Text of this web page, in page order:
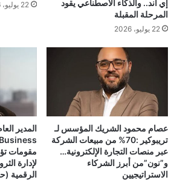
خلال تعظيم دور التحول الرقمي والشمول
بتغيير مجلس الإدارة وأصبح هناك عضو
المناطق وهذه الأجنحة الرئيسية التي تعتمد
كما أن الارتباط الوثيق بين الشمول المالي
لتقديم خدمات مالية يسيره وخدمات
المالي يعني تقديم خدمات عالية الجودة
كله في وقت قصير والتسهيل على العملاء ،
الدولة المصرية في كل هيئاتها ومرافقها كان
البريد .
إي آند.. والذكاء الاصطناعي يقود
المرحلة المقبلة
22 يوليو، 2026
22 يوليو، 2026
عصام محمود الشريك المؤسس لـ
تريبوكير :70% من مبيعات الشركة
عبر منصات التجارة الإلكترونية…
و”نون”من أبرز الشركاء
الاستراتيجيين
مقومات
لإدارة
الرقمية